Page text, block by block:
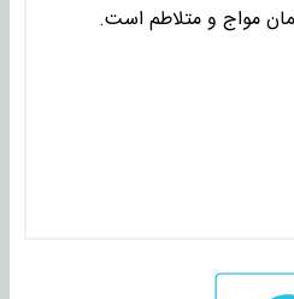
مواج و متلاطم است.